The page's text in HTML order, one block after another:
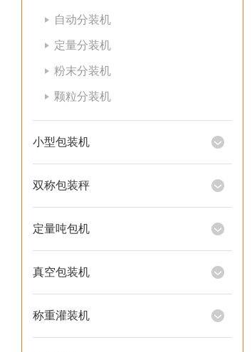
自动分装机
定量分装机
粉末分装机
颗粒分装机
小型包装机
双称包装秤
定量吨包机
真空包装机
称重灌装机